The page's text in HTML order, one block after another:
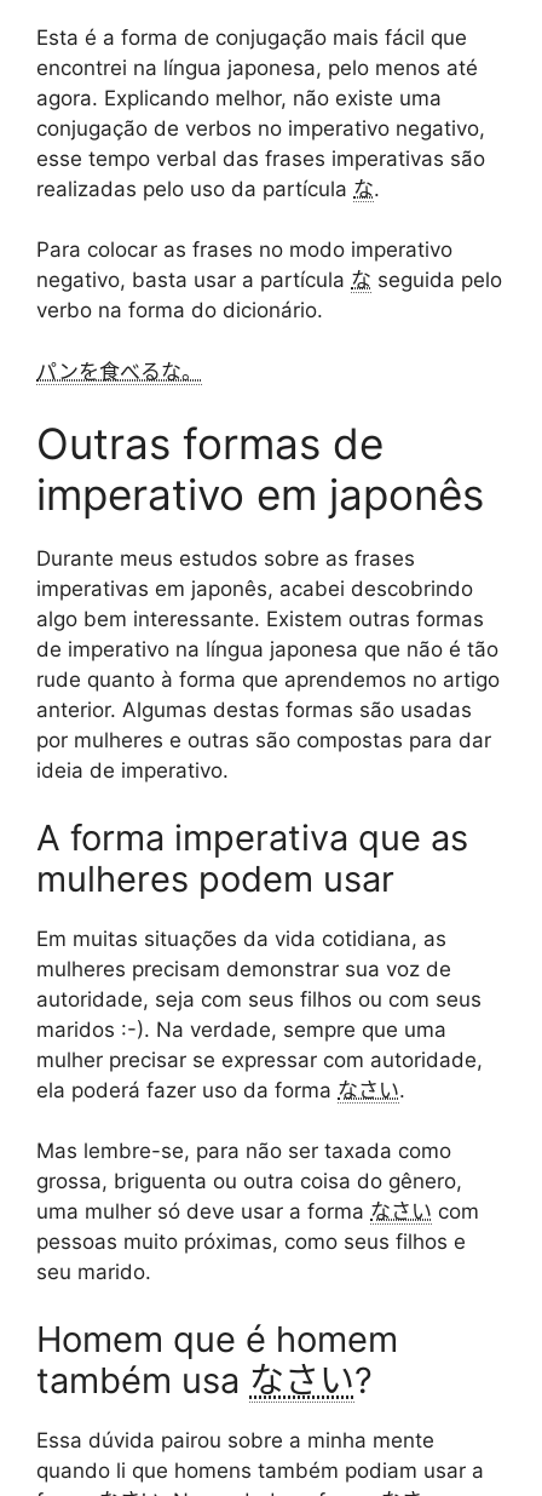
Esta é a forma de conjugação mais fácil que
encontrei na língua japonesa, pelo menos até
agora. Explicando melhor, não existe uma
conjugação de verbos no imperativo negativo,
esse tempo verbal das frases imperativas são
realizadas pelo uso da partícula な.
Para colocar as frases no modo imperativo
negativo, basta usar a partícula な seguida pelo
verbo na forma do dicionário.
パンを食べるな。
Outras formas de
imperativo em japonês
Durante meus estudos sobre as frases
imperativas em japonês, acabei descobrindo
algo bem interessante. Existem outras formas
de imperativo na língua japonesa que não é tão
rude quanto à forma que aprendemos no artigo
anterior. Algumas destas formas são usadas
por mulheres e outras são compostas para dar
ideia de imperativo.
A forma imperativa que as
mulheres podem usar
Em muitas situações da vida cotidiana, as
mulheres precisam demonstrar sua voz de
autoridade, seja com seus filhos ou com seus
maridos :-). Na verdade, sempre que uma
mulher precisar se expressar com autoridade,
ela poderá fazer uso da forma なさい.
Mas lembre-se, para não ser taxada como
grossa, briguenta ou outra coisa do gênero,
uma mulher só deve usar a forma なさい com
pessoas muito próximas, como seus filhos e
seu marido.
Homem que é homem
também usa なさい?
Essa dúvida pairou sobre a minha mente
quando li que homens também podiam usar a